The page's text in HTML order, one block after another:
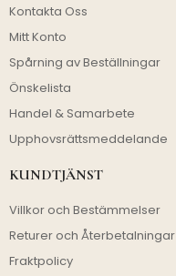
Kontakta Oss
Mitt Konto
Spårning av Beställningar
Önskelista
Handel & Samarbete
Upphovsrättsmeddelande
KUNDTJÄNST
Villkor och Bestämmelser
Returer och Återbetalningar
Fraktpolicy